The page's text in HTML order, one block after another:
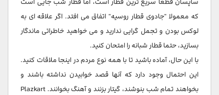
که معمولا "جادوی قطار روسیه" اتفاق می افتد. اگر علاقه ای به
لوکس بودن و تجمل گرایی ندارید و می خواهید خاطراتی ماندگار
بسازید، حتما قطار شبانه را امتحان کنید.
با این حال، آماده باشید تا با همه نوع مردم در اینجا ملاقات کنید.
این احتمال وجود دارد که آنها قصد خوابیدن نداشته باشند و
بخواهند تمام شب بنوشند، گیتار بزنند و آهنگ بخوانند. Plazkart